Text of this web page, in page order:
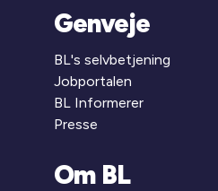
Genveje
BL's selvbetjening
Jobportalen
BL Informerer
Presse
Om BL